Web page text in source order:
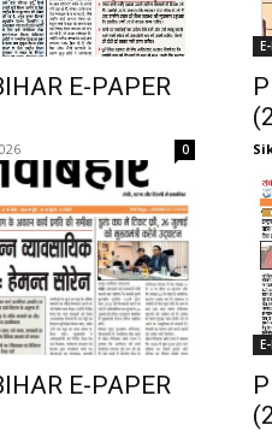
E-PAPER
0
E-PAPER